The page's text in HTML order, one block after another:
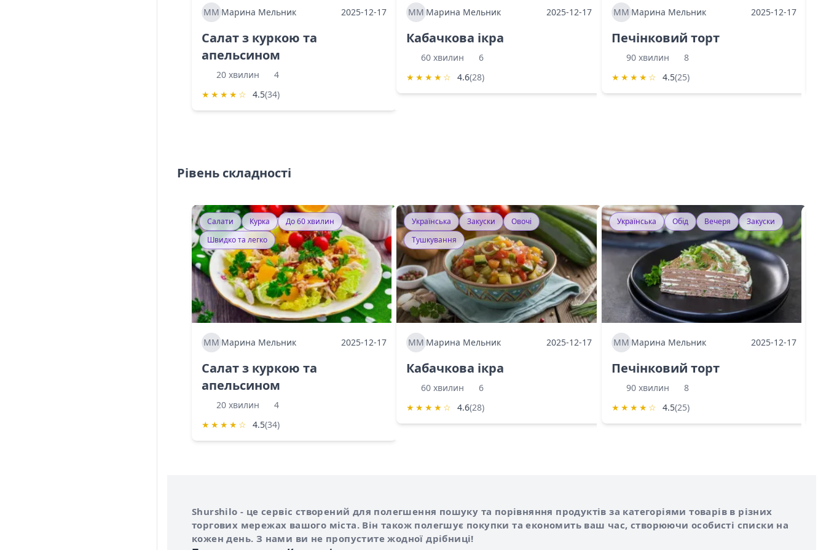
ММ Марина Мельник 2025-12-17
Салат з куркою та
апельсином
20 хвилин
4
★ ★ ★ ★ ☆ 4.5(34)
ММ Марина Мельник 2025-12-17
Кабачкова ікра
60 хвилин
6
★ ★ ★ ★ ☆ 4.6(28)
МММарина Мельник 2025-12-17
Печінковий торт
90 хвилин
8
★ ★ ★ ★ ☆ 4.5(25)
Рівень складності
Салати Курка
До 60 хвилин
Швидко та легко
ММ Марина Мельник 2025-12-17
Салат з куркою та
апельсином
20 хвилин
4
★ ★ ★ ★ ☆ 4.5(34)
Українська Закуски
Овочі
Тушкування
ММ Марина Мельник 2025-12-17
Кабачкова ікра
60 хвилин
6
★ ★ ★ ★ ☆ 4.6(28)
Українська Обід Вечеря Закуски
МММарина Мельник 2025-12-17
Печінковий торт
90 хвилин
8
★ ★ ★ ★ ☆ 4.5(25)
Про сервіс Shurshilo
Shurshilo - це сервіс створений для полегшення пошуку та порівняння продуктів за категоріями товарів в різних
торгових мережах вашого міста. Він також полегшує покупки та економить ваш час, створюючи особисті списки на
кожен день. З нами ви не пропустите жодної дрібниці!